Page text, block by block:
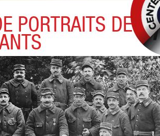
de combattants
PORTRAITS DE